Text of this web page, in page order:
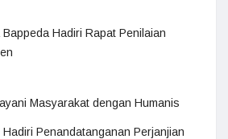
Bappeda Hadiri Rapat Penilaian
Masyarakat dengan Humanis
Hadiri Penandatanganan Perjanjian